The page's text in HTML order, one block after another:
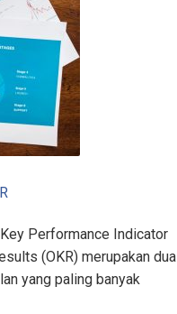
Performance Indicator
(OKR) merupakan dua
yang paling banyak